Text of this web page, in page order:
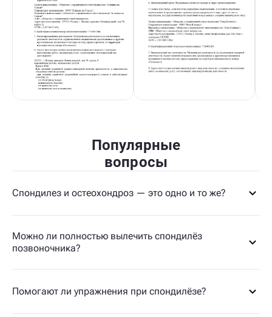
Популярные
вопросы
Спондилез и остеохондроз — это одно и то же?
Можно ли полностью вылечить спондилёз
позвоночника?
Помогают ли упражнения при спондилёзе?